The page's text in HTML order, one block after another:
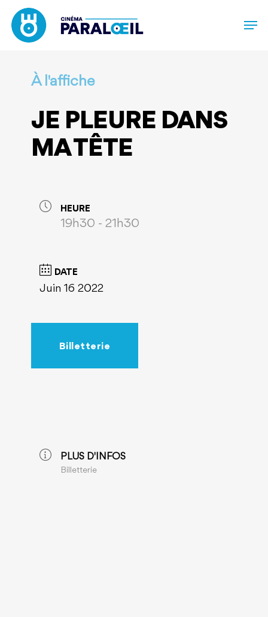
main
À l'affiche
JE PLEURE DANS
MA TÊTE
HEURE
19h30 - 21h30
DATE
Juin 16 2022
Billetterie
PLUS D'INFOS
Billetterie